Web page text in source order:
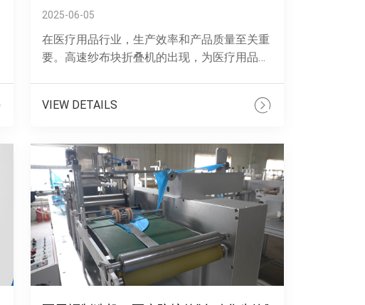
2025-06-05
在医疗用品行业，生产效率和产品质量至关重
要。高速纱布块折叠机的出现，为医疗用品生
块......
VIEW DETAILS